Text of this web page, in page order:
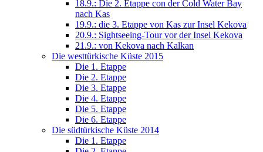
18.9.: Die 2. Etappe con der Cold Water Bay
nach Kas
19.9.: die 3. Etappe von Kas zur Insel Kekova
20.9.: Sightseeing-Tour vor der Insel Kekova
21.9.: von Kekova nach Kalkan
Die westtürkische Küste 2015
Die 1. Etappe
Die 2. Etappe
Die 3. Etappe
Die 4. Etappe
Die 5. Etappe
Die 6. Etappe
Die südtürkische Küste 2014
Die 1. Etappe